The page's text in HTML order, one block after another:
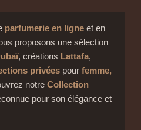
parfumerie en ligneet en
proposons une sélection
, créations Lattafa,
privéespour femme,
notre Collection
pour son élégance et